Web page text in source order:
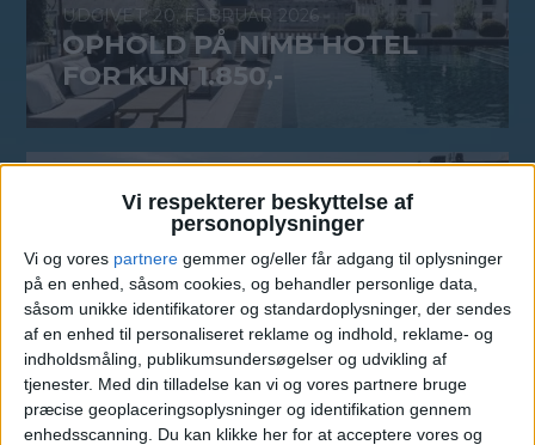
Vi respekterer beskyttelse af
personoplysninger
Vi og vores partnere gemmer og/eller får adgang til oplysninger
på en enhed, såsom cookies, og behandler personlige data,
såsom unikke identifikatorer og standardoplysninger, der sendes
af en enhed til personaliseret reklame og indhold, reklame- og
indholdsmåling, publikumsundersøgelser og udvikling af
tjenester. Med din tilladelse kan vi og vores partnere bruge
præcise geoplaceringsoplysninger og identifikation gennem
enhedsscanning. Du kan klikke her for at acceptere vores og
20. FEBRUAR 2026
OPHOLD PÅ NIMB HOTEL
FOR KUN 1.850,-
30. JANUAR 2026
OPHOLD PÅ NIMB HOTEL
FOR KUN 1.830,-